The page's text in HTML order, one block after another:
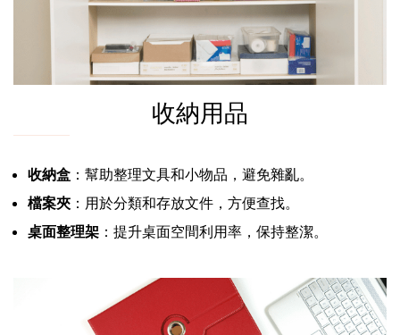
收納用品
收納盒 ：幫助整理文具和小物品，避免雜亂。
檔案夾 ：用於分類和存放文件，方便查找。
桌面整理架 ：提升桌面空間利用率，保持整潔。